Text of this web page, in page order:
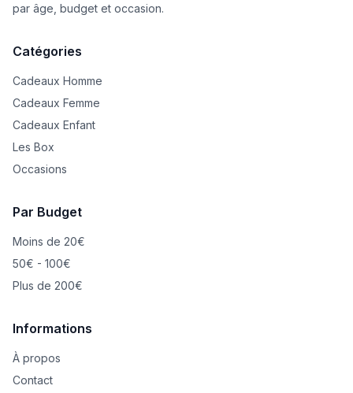
par âge, budget et occasion.
Catégories
Cadeaux Homme
Cadeaux Femme
Cadeaux Enfant
Les Box
Occasions
Par Budget
Moins de 20€
50€ - 100€
Plus de 200€
Informations
À propos
Contact